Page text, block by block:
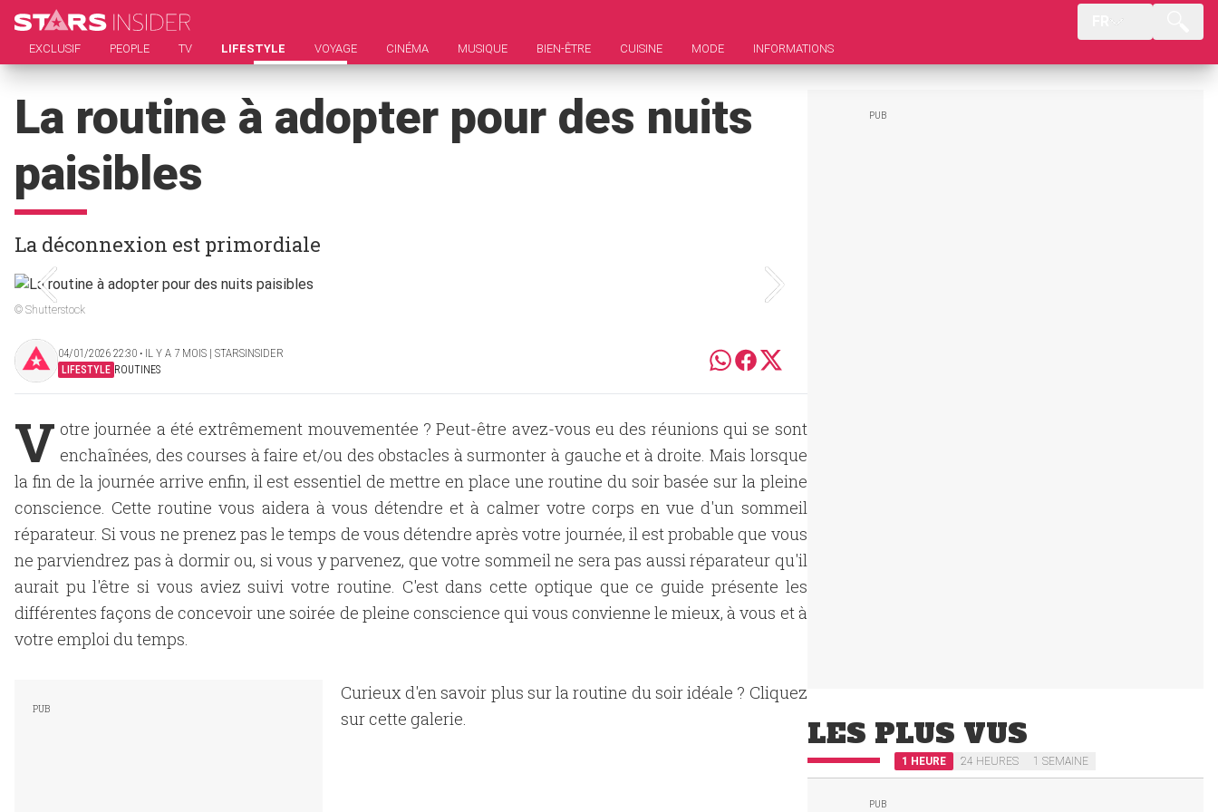
EXCLUSIF PEOPLE TV LIFESTYLE VOYAGE CINÉMA MUSIQUE BIEN-ÊTRE CUISINE MODE INFORMATIONS
La routine à adopter pour des nuits
paisibles
La déconnexion est primordiale
© Shutterstock
04/01/2026 22:30 ‧ IL Y A 7 MOIS | STARSINSIDER
LIFESTYLE ROUTINES
V otre journée a été extrêmement mouvementée ? Peut-être avez-vous eu des réunions qui se sont
enchaînées, des courses à faire et/ou des obstacles à surmonter à gauche et à droite. Mais lorsque
la fin de la journée arrive enfin, il est essentiel de mettre en place une routine du soir basée sur la pleine
conscience. Cette routine vous aidera à vous détendre et à calmer votre corps en vue d'un sommeil
réparateur. Si vous ne prenez pas le temps de vous détendre après votre journée, il est probable que vous
ne parviendrez pas à dormir ou, si vous y parvenez, que votre sommeil ne sera pas aussi réparateur qu'il
aurait pu l'être si vous aviez suivi votre routine. C'est dans cette optique que ce guide présente les
différentes façons de concevoir une soirée de pleine conscience qui vous convienne le mieux, à vous et à
votre emploi du temps.
Curieux d'en savoir plus sur la routine du soir idéale ? Cliquez
sur cette galerie.
LES PLUS VUS
1 HEURE 24 HEURES 1 SEMAINE